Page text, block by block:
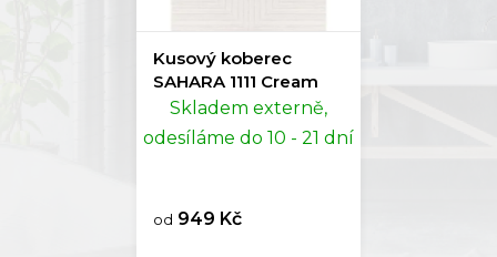
Kusový koberec
SAHARA 1111 Cream
Skladem externě,
odesíláme do 10 - 21 dní
od 949 Kč